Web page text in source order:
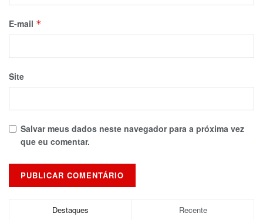
E-mail *
Site
Salvar meus dados neste navegador para a próxima vez
que eu comentar.
Destaques Recente